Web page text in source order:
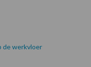
de werkvloer